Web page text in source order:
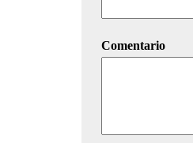
Comentario